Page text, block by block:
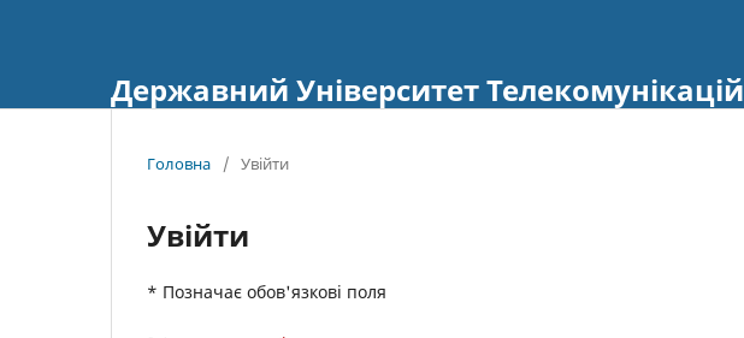
Державний Університет Телекомунікацій
Головна / Увійти
Увійти
* Позначає обов'язкові поля